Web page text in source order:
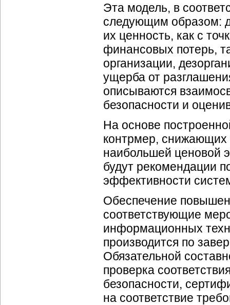
Эта модель, в
следующим образом:
их ценность, как с
финансовых потерь,
организации,
ущерба от
описываются
безопасности и
На основе
контрмер,
наибольшей ценовой
будут рекомендации
эффективности
Обеспечение
соответствующие
информационных
производится по
Обязательной
проверка
безопасности,
на соответствие